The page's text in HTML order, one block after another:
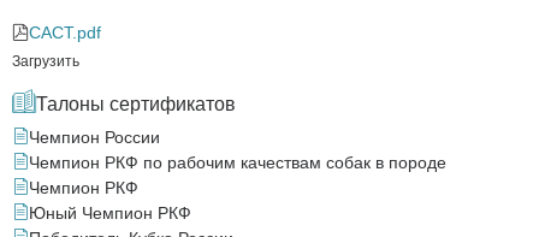
CACT.pdf
Загрузить
Талоны сертификатов
Чемпион России
Чемпион РКФ по рабочим качествам собак в породе
Чемпион РКФ
Юный Чемпион РКФ